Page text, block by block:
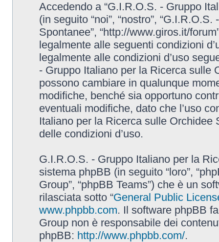
Accedendo a “G.I.R.O.S. - Gruppo
(in seguito “noi”, “nostro”,
Spontanee”, “http://www.giros.it/
legalmente alle seguenti condizioni
legalmente alle condizioni d’uso
- Gruppo Italiano per la Ricerca sulle
possono cambiare in qualunque
modifiche, benché sia opportuno
eventuali modifiche, dato che l’uso
Italiano per la Ricerca sulle Orchidee
delle condizioni d’uso.
G.I.R.O.S. - Gruppo Italiano per la
sistema phpBB (in seguito “loro”,
Group”, “phpBB Teams”) che è un
rilasciata sotto “General Public
www.phpbb.com. Il software phpBB
Group non è responsabile dei
phpBB: http://www.phpbb.com/.